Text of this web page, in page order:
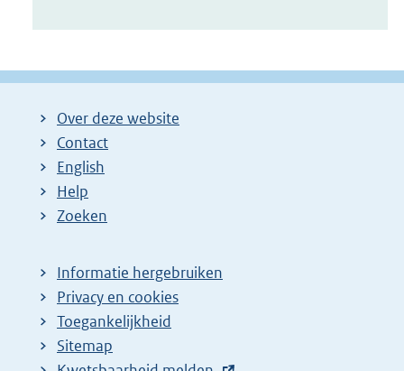
Over deze website
Contact
English
Help
Zoeken
Informatie hergebruiken
Privacy en cookies
Toegankelijkheid
Sitemap